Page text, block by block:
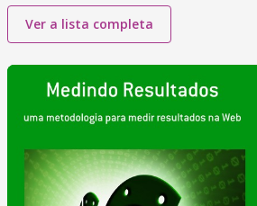
Ver a lista completa